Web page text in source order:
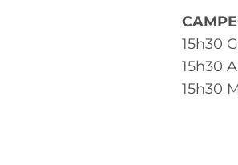
15h30
15h30
15h30